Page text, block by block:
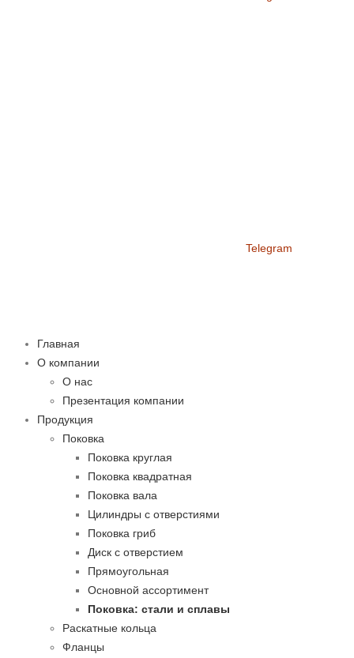
Telegram
Главная
О компании
О нас
Презентация компании
Продукция
Поковка
Поковка круглая
Поковка квадратная
Поковка вала
Цилиндры с отверстиями
Поковка гриб
Диск с отверстием
Прямоугольная
Основной ассортимент
Поковка: cтали и сплавы
Раскатные кольца
Фланцы